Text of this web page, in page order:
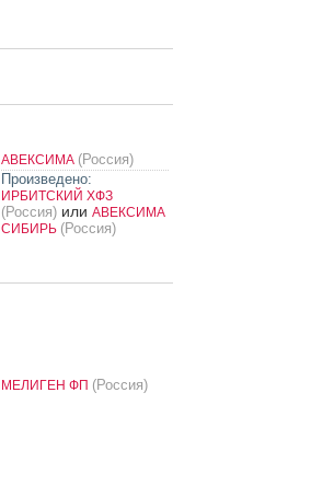
АВЕКСИМА (Россия)
Произведено:
ИРБИТСКИЙ ХФЗ
(Россия)или АВЕКСИМА
СИБИРЬ (Россия)
МЕЛИГЕН ФП (Россия)